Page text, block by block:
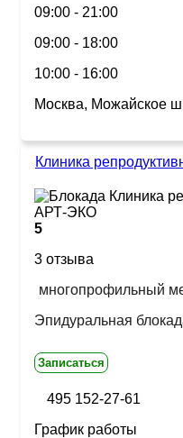
09:00 - 21:00
09:00 - 18:00
10:00 - 16:00
Москва, Можайское
Клиника
5
3 отзыва
многопрофильный
Эпидуральная
Записаться
495 152-27-61
График работы